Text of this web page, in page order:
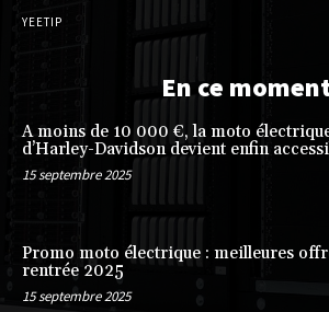
YEETIP
En ce
A moins de 10 000 €, la moto
d’Harley-Davidson devient enfin
15 septembre 2025
Promo moto électrique : meilleures
rentrée 2025
15 septembre 2025